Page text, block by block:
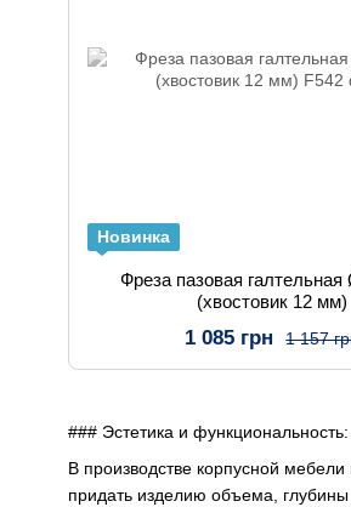
### Эстетика и
В производстве корпусной
придать изделию объема,
Новинка
Фреза пазовая
(хвостовик 12 мм)
1 157
1 085 грн